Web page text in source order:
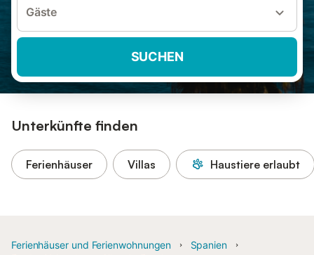
Gäste
SUCHEN
Unterkünfte finden
Ferienhäuser Villas Haustiere erlaubt
Ferienhäuser und Ferienwohnungen
Spanien